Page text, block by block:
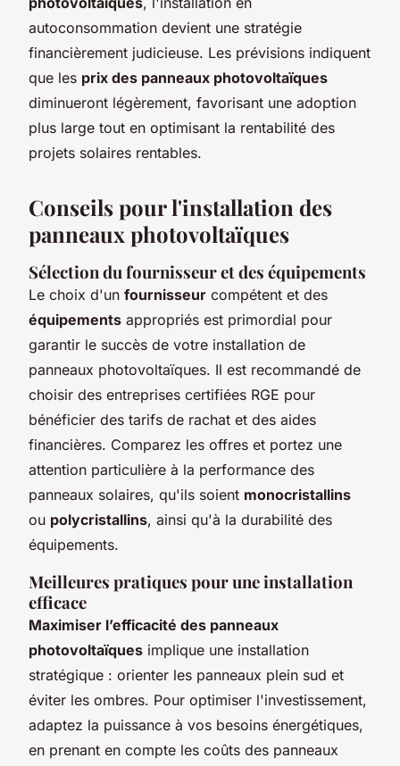
autoconsommation devient une stratégie
financièrement judicieuse. Les prévisions indiquent
que les prix des panneaux photovoltaïques
diminueront légèrement, favorisant une adoption
plus large tout en optimisant la rentabilité des
projets solaires rentables.
Conseils pour l'installation des
panneaux photovoltaïques
Sélection du fournisseur et des équipements
Le choix d'un fournisseur compétent et des
équipements appropriés est primordial pour
garantir le succès de votre installation de
panneaux photovoltaïques. Il est recommandé de
choisir des entreprises certifiées RGE pour
bénéficier des tarifs de rachat et des aides
financières. Comparez les offres et portez une
attention particulière à la performance des
panneaux solaires, qu'ils soient monocristallins
ou polycristallins, ainsi qu'à la durabilité des
équipements.
Meilleures pratiques pour une installation
efficace
Maximiser l’efficacité des panneaux
photovoltaïques implique une installation
stratégique : orienter les panneaux plein sud et
éviter les ombres. Pour optimiser l'investissement,
adaptez la puissance à vos besoins énergétiques,
en prenant en compte les coûts des panneaux